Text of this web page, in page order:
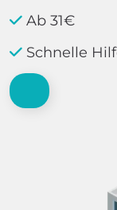
Ab 31€
Schnelle